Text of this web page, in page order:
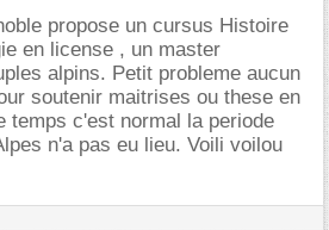
propose un cursus Histoire
en license , un master
alpins. Petit probleme aucun
soutenir maitrises ou these en
temps c'est normal la periode
n'a pas eu lieu. Voili voilou